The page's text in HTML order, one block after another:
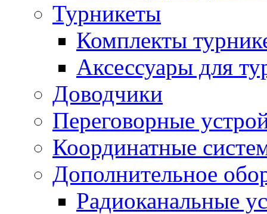
Турникеты
Комплекты
Аксессуары для
Доводчики
Переговорные
Координатные
Дополнительное
Радиоканальные